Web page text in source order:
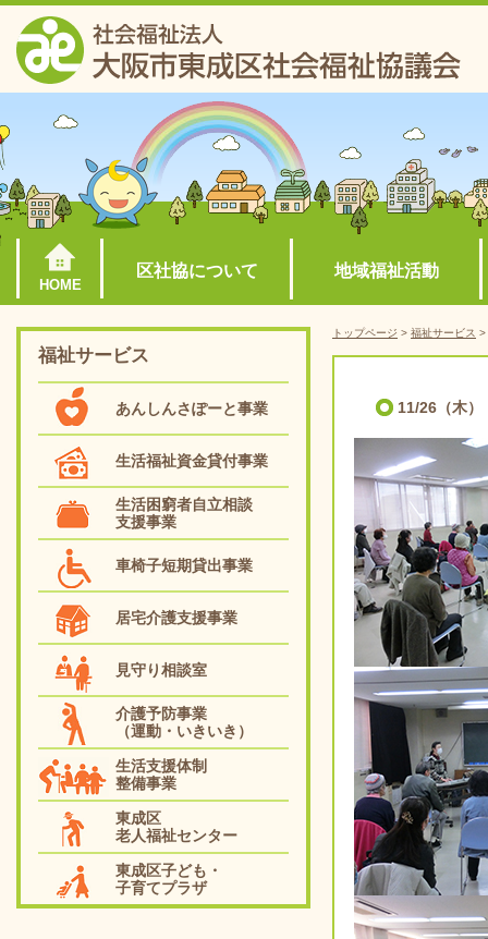
HOME
区社協について 地域福祉活動
福祉サービス
あんしんさぽーと事業
生活福祉資金貸付事業
生活困窮者自立相談
支援事業
車椅子短期貸出事業
居宅介護支援事業
見守り相談室
介護予防事業
（運動・いきいき）
生活支援体制
整備事業
東成区
老人福祉センター
東成区子ども・
子育てプラザ
トップページ > 福祉サービス >
11/26（木